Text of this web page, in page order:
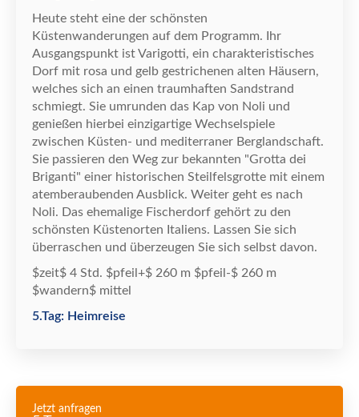
Heute steht eine der schönsten
Küstenwanderungen auf dem Programm. Ihr
Ausgangspunkt ist Varigotti, ein charakteristisches
Dorf mit rosa und gelb gestrichenen alten Häusern,
welches sich an einen traumhaften Sandstrand
schmiegt. Sie umrunden das Kap von Noli und
genießen hierbei einzigartige Wechselspiele
zwischen Küsten- und mediterraner Berglandschaft.
Sie passieren den Weg zur bekannten "Grotta dei
Briganti" einer historischen Steilfelsgrotte mit einem
atemberaubenden Ausblick. Weiter geht es nach
Noli. Das ehemalige Fischerdorf gehört zu den
schönsten Küstenorten Italiens. Lassen Sie sich
überraschen und überzeugen Sie sich selbst davon.
$zeit$ 4 Std. $pfeil+$ 260 m $pfeil-$ 260 m
$wandern$ mittel
5.Tag: Heimreise
Jetzt anfragen